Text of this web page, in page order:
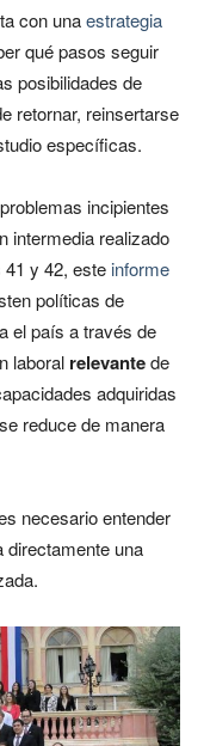
con unaestrategia
qué pasos seguir
posibilidades de
retornar, reinsertarse
específicas.
incipientes
intermedia realizado
41 y 42, este informe
políticas de
el país a través de
laboral relevantede
adquiridas
reduce de manera
necesario entender
directamente una